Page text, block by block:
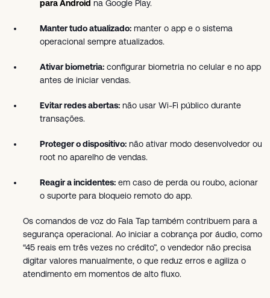
para Android na Google Play.
Manter tudo atualizado: manter o app e o sistema
operacional sempre atualizados.
Ativar biometria: configurar biometria no celular e no app
antes de iniciar vendas.
Evitar redes abertas: não usar Wi-Fi público durante
transações.
Proteger o dispositivo: não ativar modo desenvolvedor ou
root no aparelho de vendas.
Reagir a incidentes: em caso de perda ou roubo, acionar
o suporte para bloqueio remoto do app.
Os comandos de voz do Fala Tap também contribuem para a
segurança operacional. Ao iniciar a cobrança por áudio, como
“45 reais em três vezes no crédito”, o vendedor não precisa
digitar valores manualmente, o que reduz erros e agiliza o
atendimento em momentos de alto fluxo.